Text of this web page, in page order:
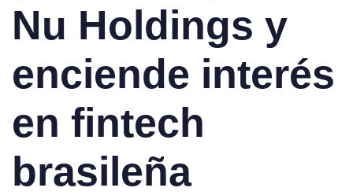
Nu Holdings y
enciende interés
en fintech
brasileña